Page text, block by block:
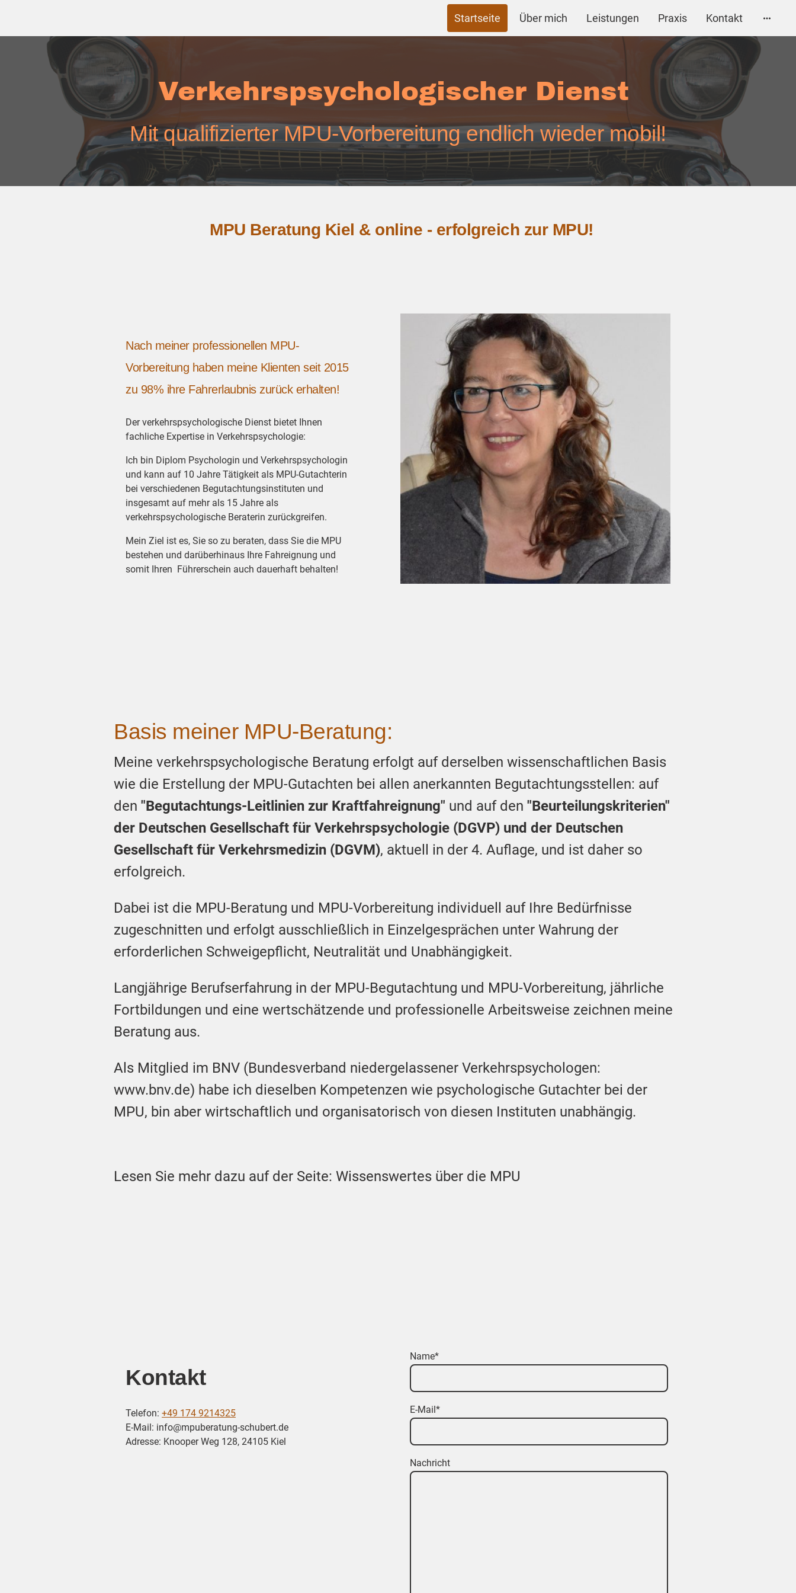
Startseite Über mich Leistungen Praxis Kontakt
Verkehrspsychologischer Dienst
Mit qualifizierter MPU-Vorbereitung endlich wieder mobil!
MPU Beratung Kiel & online - erfolgreich zur MPU!
Nach meiner professionellen MPU-
Vorbereitung haben meine Klienten seit 2015
zu 98% ihre Fahrerlaubnis zurück erhalten!
Der verkehrspsychologische Dienst bietet Ihnen
fachliche Expertise in Verkehrspsychologie:
Ich bin Diplom Psychologin und Verkehrspsychologin
und kann auf 10 Jahre Tätigkeit als MPU-Gutachterin
bei verschiedenen Begutachtungsinstituten und
insgesamt auf mehr als 15 Jahre als
verkehrspsychologische Beraterin zurückgreifen.
Mein Ziel ist es, Sie so zu beraten, dass Sie die MPU
bestehen und darüberhinaus Ihre Fahreignung und
somit Ihren Führerschein auch dauerhaft behalten!
Basis meiner MPU-Beratung:
Meine verkehrspsychologische Beratung erfolgt auf derselben wissenschaftlichen Basis
wie die Erstellung der MPU-Gutachten bei allen anerkannten Begutachtungsstellen: auf
den "Begutachtungs-Leitlinien zur Kraftfahreignung" und auf den "Beurteilungskriterien"
der Deutschen Gesellschaft für Verkehrspsychologie (DGVP) und der Deutschen
Gesellschaft für Verkehrsmedizin (DGVM), aktuell in der 4. Auflage, und ist daher so
erfolgreich.
Dabei ist die MPU-Beratung und MPU-Vorbereitung individuell auf Ihre Bedürfnisse
zugeschnitten und erfolgt ausschließlich in Einzelgesprächen unter Wahrung der
erforderlichen Schweigepflicht, Neutralität und Unabhängigkeit.
Langjährige Berufserfahrung in der MPU-Begutachtung und MPU-Vorbereitung, jährliche
Fortbildungen und eine wertschätzende und professionelle Arbeitsweise zeichnen meine
Beratung aus.
Als Mitglied im BNV (Bundesverband niedergelassener Verkehrspsychologen:
www.bnv.de) habe ich dieselben Kompetenzen wie psychologische Gutachter bei der
MPU, bin aber wirtschaftlich und organisatorisch von diesen Instituten unabhängig.
Lesen Sie mehr dazu auf der Seite: Wissenswertes über die MPU
Kontakt
Telefon: +49 174 9214325
E-Mail: info@mpuberatung-schubert.de
Adresse: Knooper Weg 128, 24105 Kiel
Name*
E-Mail*
Nachricht